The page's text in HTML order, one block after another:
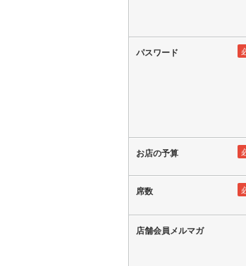
パスワード
お店の予算
席数
店舗会員メルマガ